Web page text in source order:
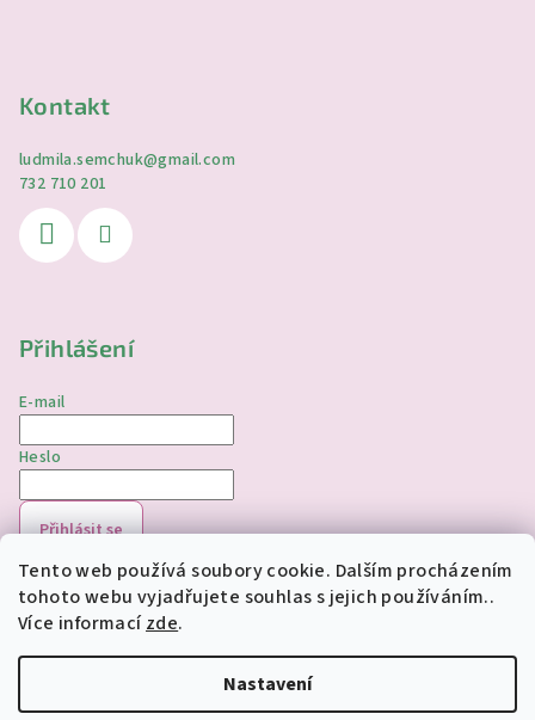
Tento web používá soubory cookie. Dalším procházením
tohoto webu vyjadřujete souhlas s jejich používáním..
Více informacízde.
Nastavení
Kontakt
ludmila.semchuk@gmail.com
732 710 201
Přihlášení
E-mail
Heslo
Přihlásit se
Nová registraceZapomenuté heslo
Copyright 2026jednorozciverivnas.cz. Všechna práva
Upravit nastavení cookies